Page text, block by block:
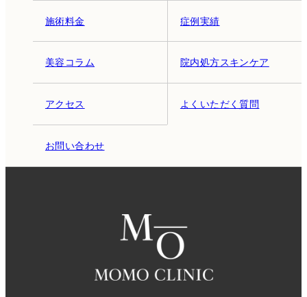
施術料金 症例実績
美容コラム 院内処方スキンケア
アクセス よくいただく質問
お問い合わせ